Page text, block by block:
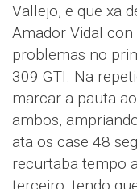
Vallejo, e que xa
Amador Vidal
problemas no
309 GTI. Na
marcar a pauta
ambos,
ata os case 48
recurtaba tempo
terceiro, tendo